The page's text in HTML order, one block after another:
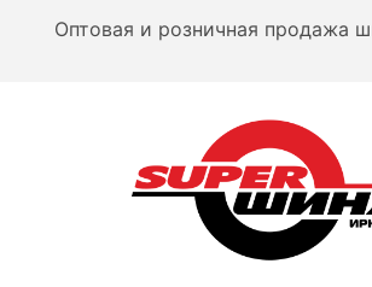
Оптовая и розничная продажа